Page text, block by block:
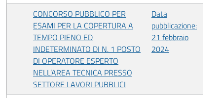
CONCORSO PUBBLICO PER
ESAMI PER LA COPERTURA A
TEMPO PIENO ED
INDETERMINATO DI N. 1 POSTO
DI OPERATORE ESPERTO
NELL’AREA TECNICA PRESSO
SETTORE LAVORI PUBBLICI
Data
pubblicazione:
21 febbraio
2024